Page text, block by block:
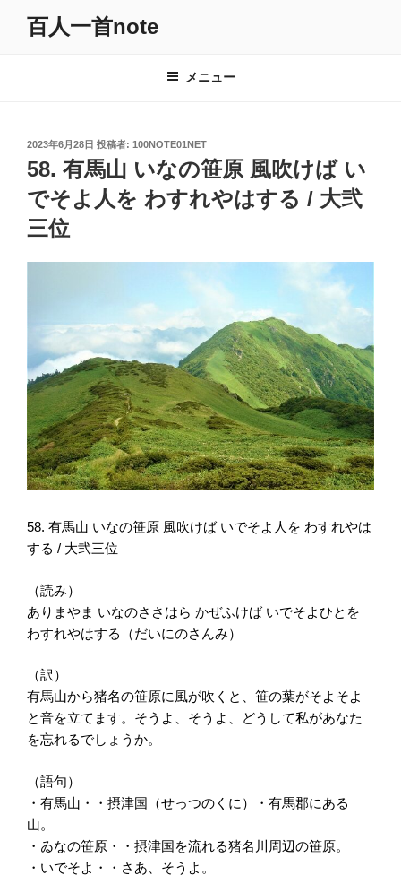
百人一首note
メニュー
投
稿
日:
2023年6月28日 投稿者: 100NOTE01NET
58. 有馬山 いなの笹原 風吹けば い
でそよ人を わすれやはする / 大弐
三位
58. 有馬山 いなの笹原 風吹けば いでそよ人を わすれやは
する / 大弐三位
（読み）
ありまやま いなのささはら かぜふけば いでそよひとを
わすれやはする（だいにのさんみ）
（訳）
有馬山から猪名の笹原に風が吹くと、笹の葉がそよそよ
と音を立てます。そうよ、そうよ、どうして私があなた
を忘れるでしょうか。
（語句）
・有馬山・・摂津国（せっつのくに）・有馬郡にある
山。
・ゐなの笹原・・摂津国を流れる猪名川周辺の笹原。
・いでそよ・・さあ、そうよ。